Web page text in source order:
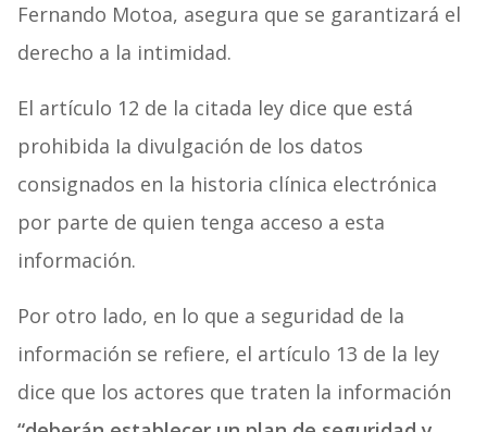
Fernando Motoa, asegura que se garantizará el
derecho a la intimidad.
El artículo 12 de la citada ley dice que está
prohibida Ia divulgación de los datos
consignados en la historia clínica electrónica
por parte de quien tenga acceso a esta
información.
Por otro lado, en lo que a seguridad de la
información se refiere, el artículo 13 de la ley
dice que los actores que traten la información